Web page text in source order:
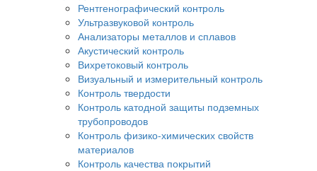
Рентгенографический контроль
Ультразвуковой контроль
Анализаторы металлов и сплавов
Акустический контроль
Вихретоковый контроль
Визуальный и измерительный контроль
Контроль твердости
Контроль катодной защиты подземных
трубопроводов
Контроль физико-химических свойств
материалов
Контроль качества покрытий